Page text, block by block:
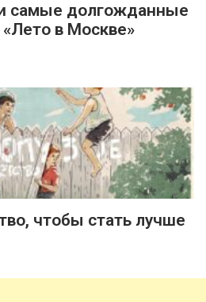
самые долгожданные
в Москве»
чтобы стать лучше